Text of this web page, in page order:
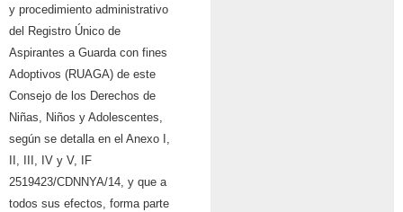
y procedimiento administrativo
del Registro Único de
Aspirantes a Guarda con fines
Adoptivos (RUAGA) de este
Consejo de los Derechos de
Niñas, Niños y Adolescentes,
según se detalla en el Anexo I,
II, III, IV y V, IF
2519423/CDNNYA/14, y que a
todos sus efectos, forma parte